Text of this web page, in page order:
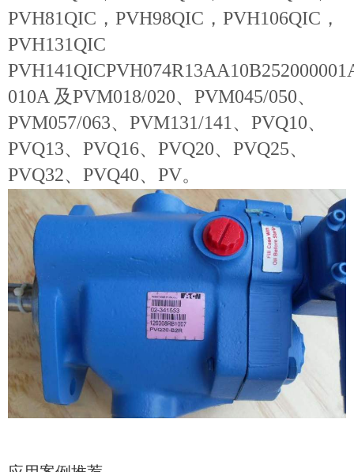
PVH81QIC，PVH98QIC，PVH106QIC，
PVH131QIC
010A 及PVM018/020、PVM045/050、
PVM057/063、PVM131/141、PVQ10、
PVQ13、PVQ16、PVQ20、PVQ25、
PVQ32、PVQ40、PV。